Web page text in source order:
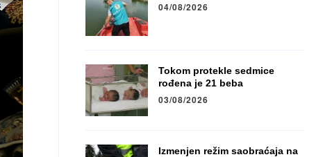
04/08/2026
Tokom protekle sedmice
rođena je 21 beba
03/08/2026
Izmenjen režim saobraćaja na